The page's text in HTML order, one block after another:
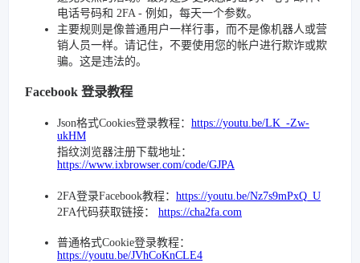
电话号码和 2FA - 例如，每天一个参数。
主要规则是像普通用户一样行事，而不是像机器人或营
销人员一样。请记住，不要使用您的帐户进行欺诈或欺
骗。这是违法的。
Facebook 登录教程
Json格式Cookies登录教程： https://youtu.be/LK_-Zw-
ukHM
指纹浏览器注册下载地址：
https://www.ixbrowser.com/code/GJPA
2FA登录Facebook教程： https://youtu.be/Nz7s9mPxQ_U
2FA代码获取链接： https://cha2fa.com
普通格式Cookie登录教程：
https://youtu.be/JVhCoKnCLE4